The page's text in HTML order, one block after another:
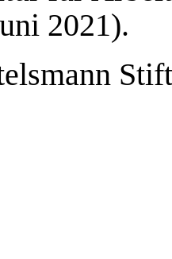
2021).